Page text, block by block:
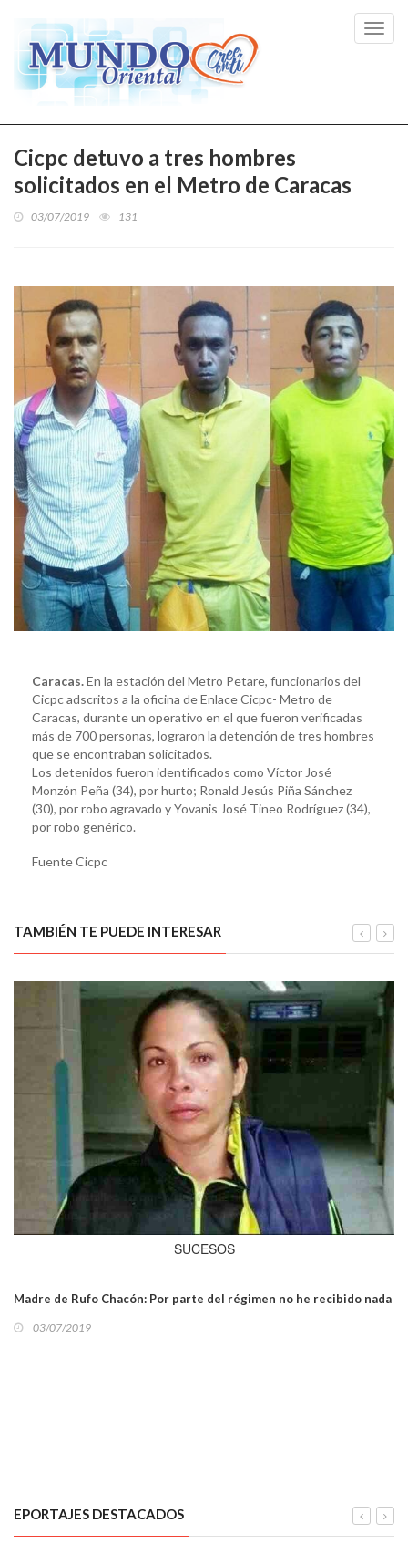
Cicpc detuvo a tres hombres
solicitados en el Metro de Caracas
03/07/2019 131
Caracas.En la estación del Metro Petare, funcionarios del
Cicpc adscritos a la oficina de Enlace Cicpc- Metro de
Caracas, durante un operativo en el que fueron verificadas
más de 700 personas, lograron la detención de tres hombres
que se encontraban solicitados.
Los detenidos fueron identificados como Víctor José
Monzón Peña (34), por hurto; Ronald Jesús Piña Sánchez
(30), por robo agravado y Yovanis José Tineo Rodríguez (34),
por robo genérico.
Fuente Cicpc
TAMBIÉN TE PUEDE INTERESAR
SUCESOS
Madre de Rufo Chacón: Por parte del régimen no he recibido nada
03/07/2019
EPORTAJES DESTACADOS